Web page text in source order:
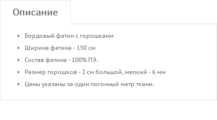
Описание
Бордовый фатин с горошками
Ширина фатина - 150 см
Состав фатина - 100% ПЭ.
Размер горошков - 2 см большой, мелкий - 6 мм
Цены указаны за один погонный метр ткани.